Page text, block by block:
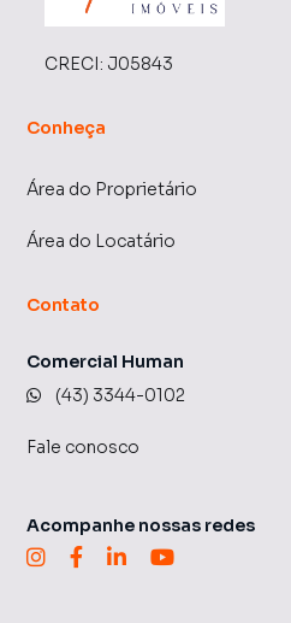
CRECI: J05843
Conheça
Área do Proprietário
Área do Locatário
Contato
Comercial Human
(43) 3344-0102
Fale conosco
Acompanhe nossas redes